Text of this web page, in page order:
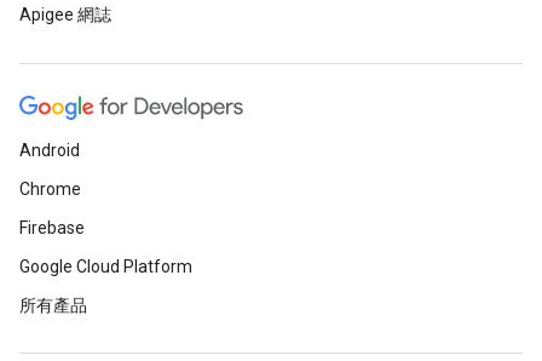
Apigee 網誌
Android
Chrome
Firebase
Google Cloud Platform
所有產品